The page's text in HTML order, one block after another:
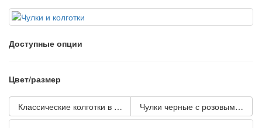
Доступные опции
Цвет/размер
Классические колготки в сеточкуЧулки черные с розовыми